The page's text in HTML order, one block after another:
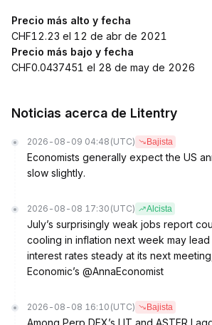
Precio más alto y fecha
CHF12.23 el 12 de abr de 2021
Precio más bajo y fecha
CHF0.0437451 el 28 de may de 2026
Noticias acerca de Litentry
2026-08-09 04:48 (UTC) Bajista
Economists generally expect the US
slow slightly.
2026-08-08 17:30 (UTC) Alcista
July’s surprisingly weak jobs report
cooling in inflation next week may
interest rates steady at its next
Economic’s @AnnaEconomist
2026-08-08 16:10 (UTC) Bajista
Among Perp DEX’s LIT and ASTER